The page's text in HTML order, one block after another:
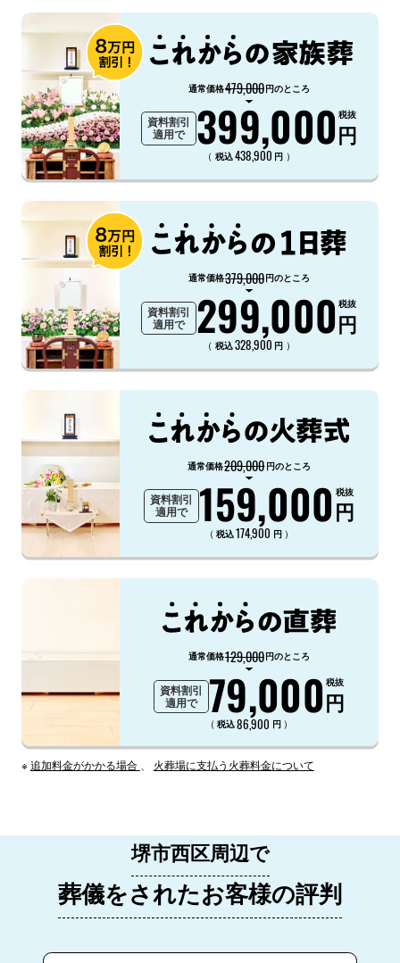
通常価格479,000円のところ
資料割引
適用で
399,000円
税抜
（ 税込438,900 円 ）
通常価格379,000円のところ
資料割引
適用で
299,000円
税抜
（ 税込328,900 円 ）
通常価格209,000円のところ
資料割引
適用で
159,000円
税抜
（ 税込174,900 円 ）
通常価格129,000円のところ
資料割引
適用で
79,000円
税抜
（ 税込86,900 円 ）
※追加料金がかかる場合 火葬場に支払う火葬料金について
堺市西区周辺で
葬儀をされたお客様の評判